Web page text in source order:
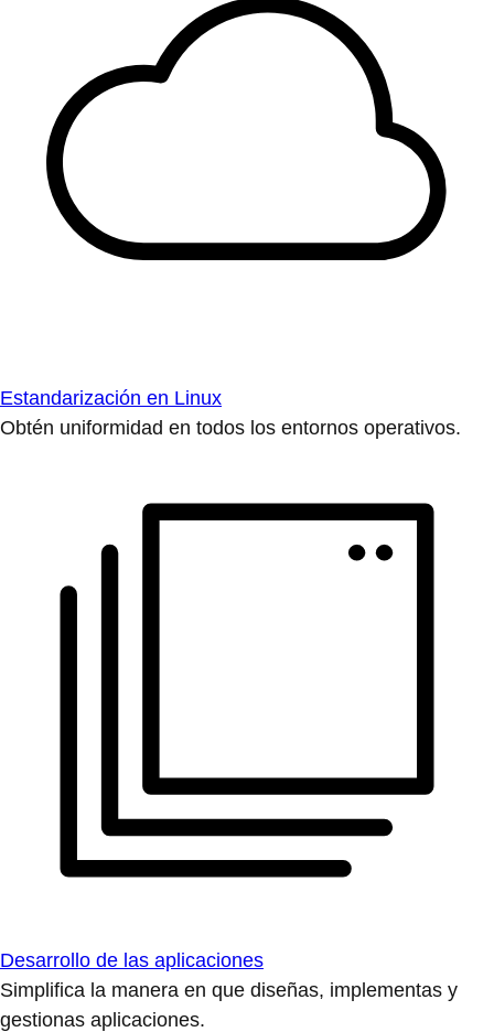
Estandarización en Linux
Obtén uniformidad en todos los entornos operativos.
Desarrollo de las aplicaciones
Simplifica la manera en que diseñas, implementas y
gestionas aplicaciones.